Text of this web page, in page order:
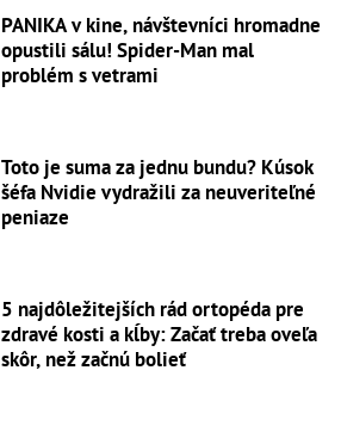
PANIKA v kine, návštevníci hromadne
opustili sálu! Spider-Man mal
problém s vetrami
Toto je suma za jednu bundu? Kúsok
šéfa Nvidie vydražili za neuveriteľné
peniaze
5 najdôležitejších rád ortopéda pre
zdravé kosti a kĺby: Začať treba oveľa
skôr, než začnú bolieť